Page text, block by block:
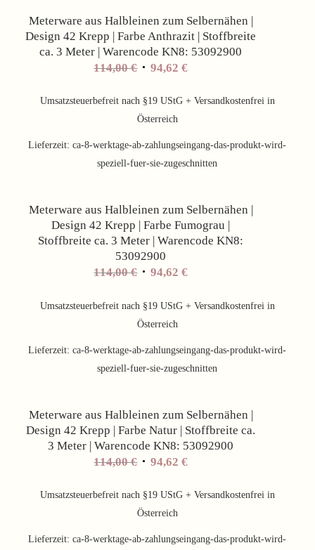
Meterware aus Halbleinen zum Selbernähen |
Design 42 Krepp | Farbe Anthrazit | Stoffbreite
ca. 3 Meter | Warencode KN8: 53092900
114,00€ Ursprünglicher
war:
114,00 €
94,62€Aktueller
ist:
Umsatzsteuerbefreit nach §19 UStG + Versandkostenfrei in
Österreich
Lieferzeit:ca-8-werktage-ab-zahlungseingang-das-produkt-wird-
speziell-fuer-sie-zugeschnitten
Meterware aus Halbleinen zum Selbernähen |
Design 42 Krepp | Farbe Fumograu |
Stoffbreite ca. 3 Meter | Warencode KN8:
53092900
114,00€ Ursprünglicher
war:
114,00 €
94,62€Aktueller
ist:
Umsatzsteuerbefreit nach §19 UStG + Versandkostenfrei in
Österreich
Lieferzeit:ca-8-werktage-ab-zahlungseingang-das-produkt-wird-
speziell-fuer-sie-zugeschnitten
Meterware aus Halbleinen zum Selbernähen |
Design 42 Krepp | Farbe Natur | Stoffbreite ca.
3 Meter | Warencode KN8: 53092900
114,00€ Ursprünglicher
war:
114,00 €
94,62€Aktueller
ist:
Umsatzsteuerbefreit nach §19 UStG + Versandkostenfrei in
Österreich
Lieferzeit:ca-8-werktage-ab-zahlungseingang-das-produkt-wird-